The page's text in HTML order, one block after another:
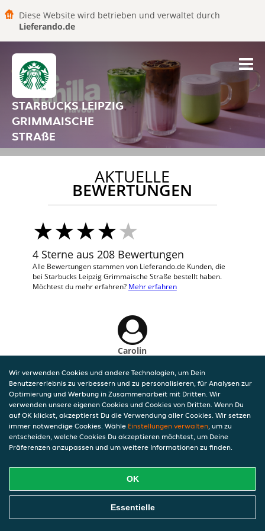
Diese Website wird betrieben und verwaltet durch
Lieferando.de
STARBUCKS LEIPZIG
GRIMMAISCHE
STRAßE
AKTUELLE
BEWERTUNGEN
4 Sterne aus 208 Bewertungen
Alle Bewertungen stammen von Lieferando.de Kunden, die
bei Starbucks Leipzig Grimmaische Straße bestellt haben.
Möchtest du mehr erfahren? Mehr erfahren
Carolin
Rundum perfekte Lieferung!
Wir verwenden Cookies und andere Technologien, um Dein
Benutzererlebnis zu verbessern und zu personalisieren, für Analysen zur
Optimierung und Werbung in Zusammenarbeit mit Dritten. Wir
verwenden unsere eigenen Cookies und Cookies von Dritten. Wenn Du
auf OK klickst, akzeptierst Du die Verwendung aller Cookies. Wir setzen
immer notwendige Cookies. Wähle Einstellungen verwalten, um zu
entscheiden, welche Cookies Du akzeptieren möchtest, um Deine
Präferenzen anzupassen und um weitere Informationen zu finden.
OK
Essentielle